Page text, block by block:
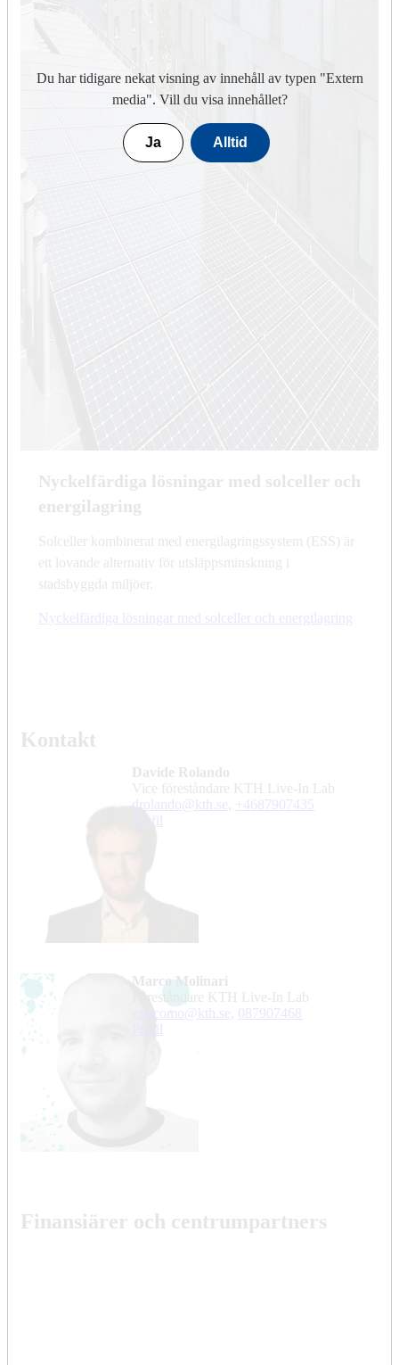
Du har tidigare nekat visning av innehåll av typen "Extern
media". Vill du visa innehållet?
Ja Alltid
Nyckelfärdiga lösningar med solceller och
energilagring
Solceller kombinerat med energilagringssystem (ESS) är
ett lovande alternativ för utsläppsminskning i
stadsbyggda miljöer.
Nyckelfärdiga lösningar med solceller och energilagring
Kontakt
Davide Rolando
Vice föreståndare KTH Live-In Lab
drolando@kth.se
+4687907435
Profil
Marco Molinari
Föreståndare KTH Live-In Lab
marcomo@kth.se 087907468
Finansiärer och centrumpartners